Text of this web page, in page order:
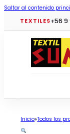
Saltar al contenido
TEXTILES+56 9
Inicio Todos los